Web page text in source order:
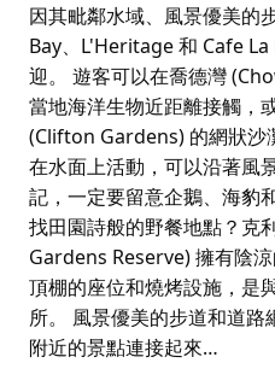
因其毗鄰水域、風景優美的
Bay、L'Heritage 和 Cafe
迎。 遊客可以在喬德灣
當地海洋生物近距離接觸，
(Clifton Gardens) 的網狀沙
在水面上活動，可以沿著風
記，一定要留意企鵝、海豹
找田園詩般的野餐地點？克
Gardens Reserve) 擁有陰
頂棚的座位和燒烤設施，是
所。 風景優美的步道和道
附近的景點連接起來…